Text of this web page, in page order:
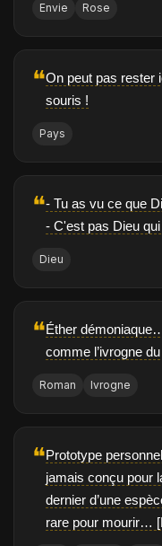
Envie Rose
❝On peut pas rester
souris !
Pays
❝- Tu as vu ce que
- C'est pas Dieu
Dieu
❝Éther
comme l’ivrogne
Roman Ivrogne
❝Prototype
jamais conçu pour
dernier d’une
rare pour mourir…